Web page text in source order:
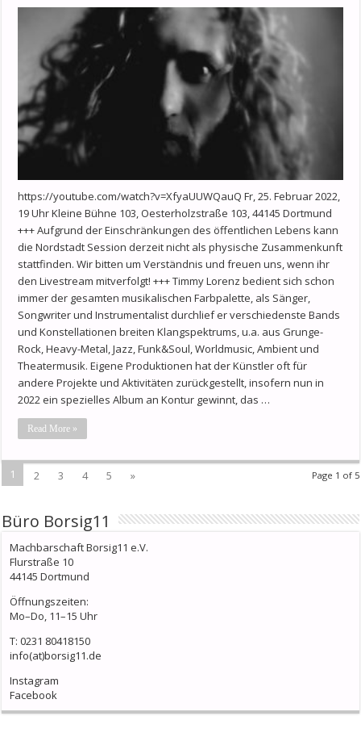
https://youtube.com/watch?v=XfyaUUWQauQ Fr, 25. Februar 2022,
19 Uhr Kleine Bühne 103, Oesterholzstraße 103, 44145 Dortmund
+++ Aufgrund der Einschränkungen des öffentlichen Lebens kann
die Nordstadt Session derzeit nicht als physische Zusammenkunft
stattfinden. Wir bitten um Verständnis und freuen uns, wenn ihr
den Livestream mitverfolgt! +++ Timmy Lorenz bedient sich schon
immer der gesamten musikalischen Farbpalette, als Sänger,
Songwriter und Instrumentalist durchlief er verschiedenste Bands
und Konstellationen breiten Klangspektrums, u.a. aus Grunge-
Rock, Heavy-Metal, Jazz, Funk&Soul, Worldmusic, Ambient und
Theatermusik. Eigene Produktionen hat der Künstler oft für
andere Projekte und Aktivitäten zurückgestellt, insofern nun in
2022 ein spezielles Album an Kontur gewinnt, das …
Read More »
Page 1 of 5
1 2 3 4 5 »
Büro Borsig11
Machbarschaft Borsig11 e.V.
Flurstraße 10
44145 Dortmund
Öffnungszeiten:
Mo–Do, 11–15 Uhr
T: 0231 80418150
info(at)borsig11.de
Instagram
Facebook